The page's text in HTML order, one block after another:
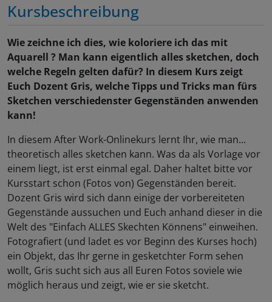
Kursbeschreibung
Wie zeichne ich dies, wie koloriere ich das mit
Aquarell ? Man kann eigentlich alles sketchen, doch
welche Regeln gelten dafür? In diesem Kurs zeigt
Euch Dozent Gris, welche Tipps und Tricks man fürs
Sketchen verschiedenster Gegenständen anwenden
kann!
In diesem After Work-Onlinekurs lernt Ihr, wie man...
theoretisch alles sketchen kann. Was da als Vorlage vor
einem liegt, ist erst einmal egal. Daher haltet bitte vor
Kursstart schon (Fotos von) Gegenständen bereit.
Dozent Gris wird sich dann einige der vorbereiteten
Gegenstände aussuchen und Euch anhand dieser in die
Welt des "Einfach ALLES Skechten Könnens" einweihen.
Fotografiert (und ladet es vor Beginn des Kurses hoch)
ein Objekt, das Ihr gerne in gesketchter Form sehen
wollt, Gris sucht sich aus all Euren Fotos soviele wie
möglich heraus und zeigt, wie er sie sketcht.